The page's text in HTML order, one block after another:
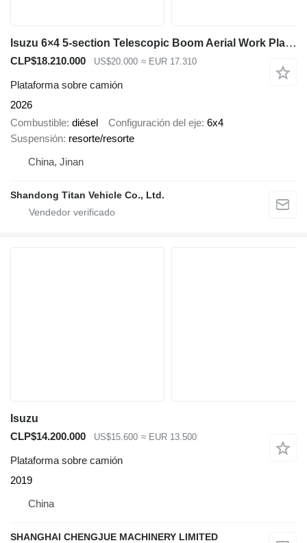
Isuzu 6×4 5-section Telescopic Boom Aerial Work Platform Truck for Sal
CLP$18.210.000 US$20.000 ≈ EUR 17.310
Plataforma sobre camión
2026
Combustible diésel Configuración del eje 6x4
Suspensión resorte/resorte
China, Jinan
Shandong Titan Vehicle Co., Ltd.
Isuzu
CLP$14.200.000
US$15.600 ≈ EUR 13.500
Plataforma sobre camión
2019
China
SHANGHAI CHENGJUE MACHINERY LIMITED